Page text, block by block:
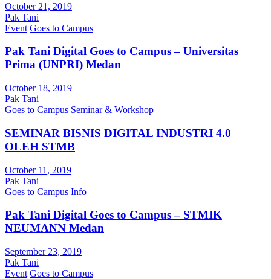
October 21, 2019
Pak Tani
Event Goes to Campus
Pak Tani Digital Goes to Campus – Universitas
Prima (UNPRI) Medan
October 18, 2019
Pak Tani
Goes to Campus Seminar & Workshop
SEMINAR BISNIS DIGITAL INDUSTRI 4.0
OLEH STMB
October 11, 2019
Pak Tani
Goes to Campus Info
Pak Tani Digital Goes to Campus – STMIK
NEUMANN Medan
September 23, 2019
Pak Tani
Event Goes to Campus